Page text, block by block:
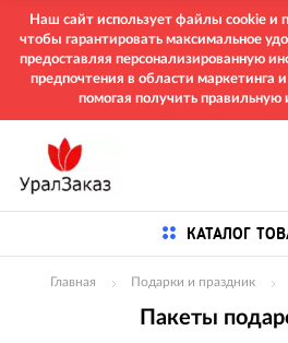
Наш сайт использует файлы cookie и
чтобы гарантировать максимальное
предоставляя персонализированную
предпочтения в области маркетинга
помогая получить
КАТАЛОГ
Главная Подарки и праздник
Пакеты